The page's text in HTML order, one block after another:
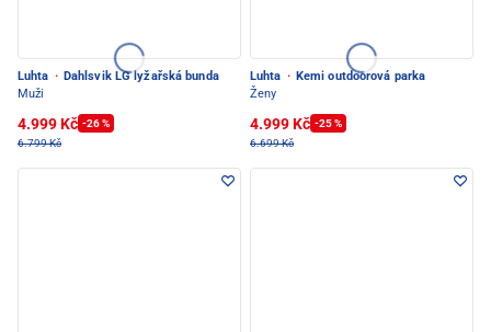
Luhta · Dahlsvik LG lyžařská bunda
Muži
4.999 Kč -26 %
6.799 Kč
Luhta · Kemi outdoorová parka
Ženy
4.999 Kč -25 %
6.699 Kč